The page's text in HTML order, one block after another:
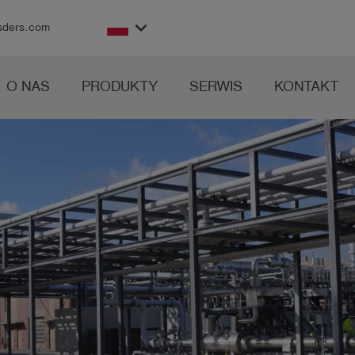
keyboard_arrow_down
O NAS PRODUKTY SERWIS KONTAKT